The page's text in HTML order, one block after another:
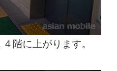
階に上がります。